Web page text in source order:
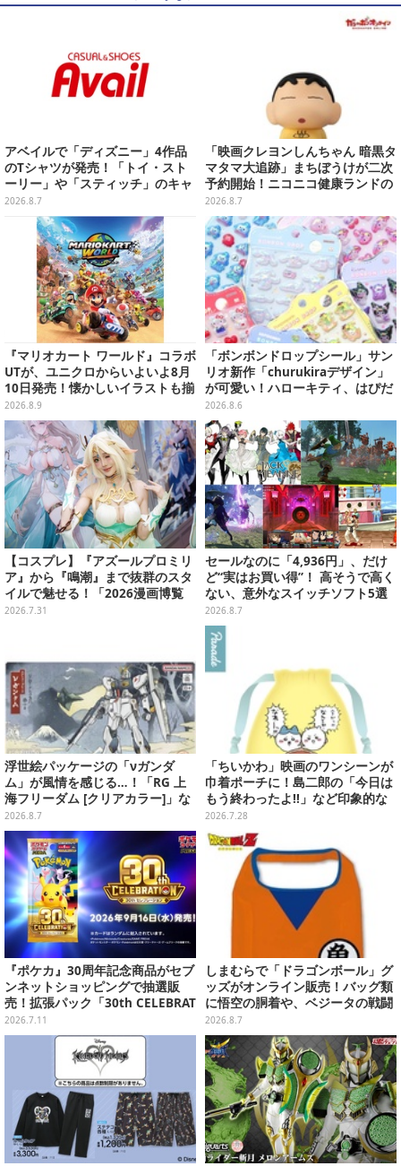
アベイルで「ディズニー」4作品
のTシャツが発売！「トイ・スト
ーリー」や「スティッチ」のキャ
ラを刺しゅうでデザイン
2026.8.7
「映画クレヨンしんちゃん 暗黒タ
マタマ大追跡」まちぼうけが二次
予約開始！ニコニコ健康ランドの
服を着たしんちゃん&ひまわりに
「珠由良ブラザーズ」がラインナ
ップ
2026.8.7
『マリオカート ワールド』コラボ
UTが、ユニクロからいよいよ8月
10日発売！懐かしいイラストも揃
えた全12種類
2026.8.9
「ボンボンドロップシール」サン
リオ新作「churukiraデザイン」
が可愛い！ハローキティ、はぴだ
んぶいなど全8種類が順次展開
2026.8.6
【コスプレ】『アズールプロミリ
ア』から『鳴潮』まで抜群のスタ
イルで魅せる！「2026漫画博覧
会」百花繚乱の台湾美女12選【写
2026.7.31
セールなのに「4,936円」、だけ
ど“実はお買い得”！ 高そうで高く
ない、意外なスイッチソフト5選
2026.8.7
浮世絵パッケージの「νガンダ
ム」が風情を感じる…！「RG 上
海フリーダム [クリアカラー]」な
どガンプラ2商品が8月順次発売
2026.8.7
「ちいかわ」映画のワンシーンが
巾着ポーチに！島二郎の「今日は
もう終わったよ!!」など印象的な
全6種がカプセルトイにて発売
2026.7.28
『ポケカ』30周年記念商品がセブ
ンネットショッピングで抽選販
売！拡張パック「30th CELEBRAT
ION」と「エーフィ・ブラッキー
セット」が対象
2026.7.11
しまむらで「ドラゴンボール」グ
ッズがオンライン販売！バッグ類
に悟空の胴着や、ベジータの戦闘
服を大胆デザイン
2026.8.7